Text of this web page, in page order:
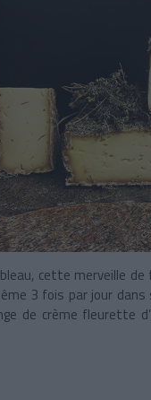
cette merveille
3 fois par jour
de crème fleurette